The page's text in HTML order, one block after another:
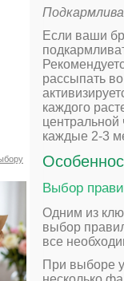
Если ваши
рассыпать
каждого
каждые 2-3
Выбор
Одним из
выбор
все
При выборе